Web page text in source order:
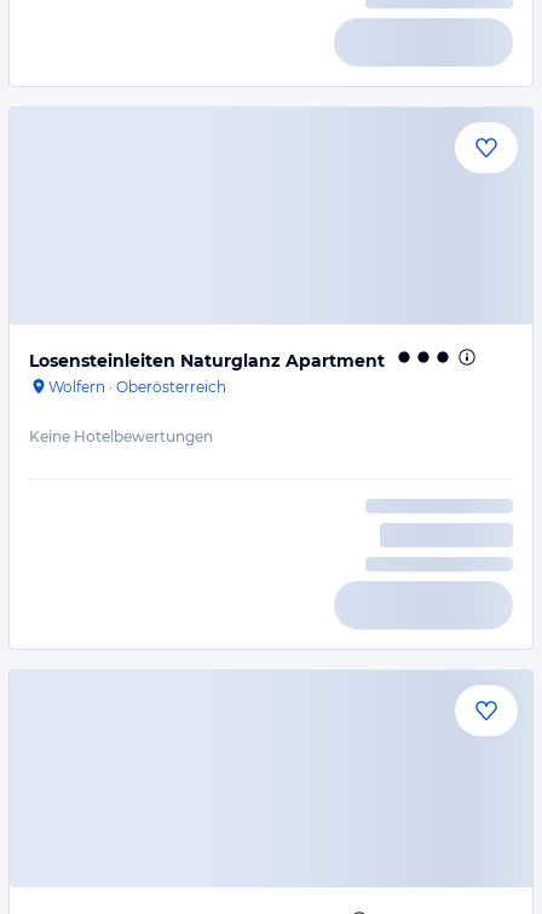
Losensteinleiten Naturglanz Apartment
Wolfern · Oberösterreich
Keine Hotelbewertungen